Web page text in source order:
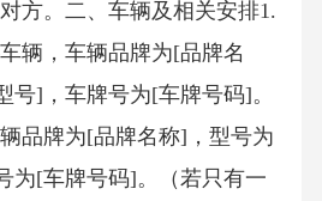
方。二、车辆及相关安排1.
辆，车辆品牌为[品牌名
号]，车牌号为[车牌号码]。
品牌为[品牌名称]，型号为
为[车牌号码]。（若只有一